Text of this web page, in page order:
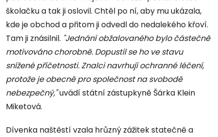
školačku a tak ji oslovil. Chtěl po ní, aby mu ukázala,
kde je obchod a přitom ji odvedl do nedalekého křoví.
Tam ji znásilnil. "Jednání obžalovaného bylo částečně
motivováno chorobně. Dopustil se ho ve stavu
snížené příčetnosti. Znalci navrhují ochranné léčení,
protože je obecně pro společnost na svobodě
nebezpečný,"uvádí státní zástupkyně Šárka Klein
Miketová.
Dívenka naštěstí vzala hrůzný zážitek statečně a